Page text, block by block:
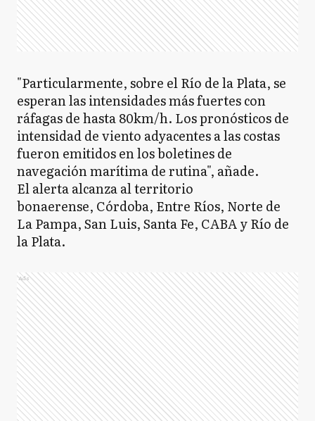
"Particularmente, sobre el Río de la Plata, se
esperan las intensidades más fuertes con
ráfagas de hasta 80km/h. Los pronósticos de
intensidad de viento adyacentes a las costas
fueron emitidos en los boletines de
navegación marítima de rutina", añade.
El alerta alcanza al territorio
bonaerense, Córdoba, Entre Ríos, Norte de
La Pampa, San Luis, Santa Fe, CABA y Río de
la Plata.
Ads